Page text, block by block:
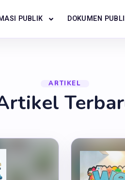
PUBLIK DOKUMEN
ARTIKEL